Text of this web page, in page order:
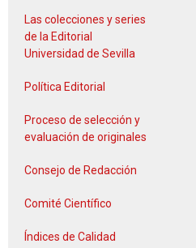
Las colecciones y series
de la Editorial
Universidad de Sevilla
Política Editorial
Proceso de selección y
evaluación de originales
Consejo de Redacción
Comité Científico
Índices de Calidad